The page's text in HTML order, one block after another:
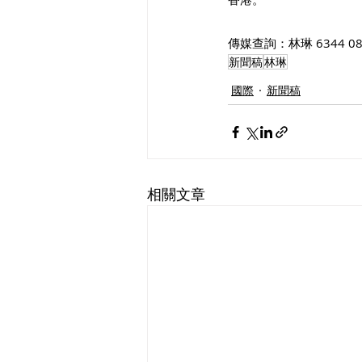
傳媒查詢：林琳 6344
新聞稿林琳
國際
新聞稿
相關文章